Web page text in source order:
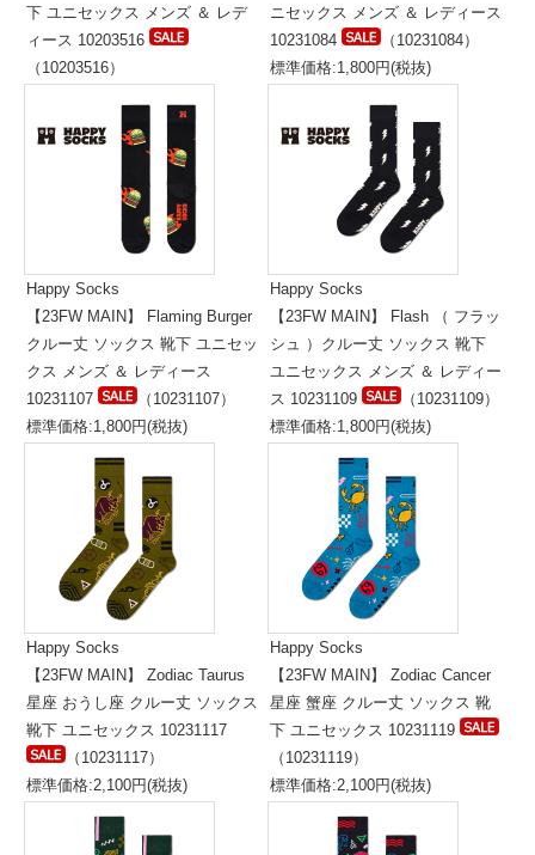
下 ユニセックス メンズ ＆ レデ
ィース 10203516
（10203516）
ニセックス メンズ ＆ レディース
10231084
（10231084）
標準価格:1,800円(税抜)
Happy Socks
【23FW MAIN】 Flaming Burger
クルー丈 ソックス 靴下 ユニセッ
クス メンズ ＆ レディース
10231107
（10231107）
標準価格:1,800円(税抜)
Happy Socks
【23FW MAIN】 Flash （ フラッ
シュ ）クルー丈 ソックス 靴下
ユニセックス メンズ ＆ レディー
ス 10231109
（10231109）
標準価格:1,800円(税抜)
Happy Socks
【23FW MAIN】 Zodiac Taurus
星座 おうし座 クルー丈 ソックス
靴下 ユニセックス 10231117
（10231117）
標準価格:2,100円(税抜)
Happy Socks
【23FW MAIN】 Zodiac Cancer
星座 蟹座 クルー丈 ソックス 靴
下 ユニセックス 10231119
（10231119）
標準価格:2,100円(税抜)